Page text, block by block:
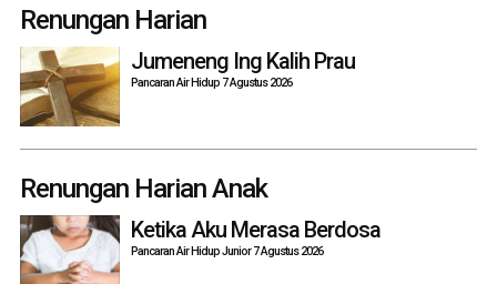
navigation
Renungan Harian
Jumeneng Ing Kalih Prau
Pancaran Air Hidup 7 Agustus 2026
Renungan Harian Anak
Ketika Aku Merasa Berdosa
Pancaran Air Hidup Junior 7 Agustus 2026